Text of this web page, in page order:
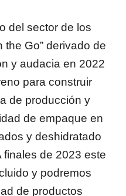
del sector de los
the Go” derivado de
y audacia en 2022
para construir
de producción y
de empaque en
y deshidratado
finales de 2023 este
y podremos
de productos